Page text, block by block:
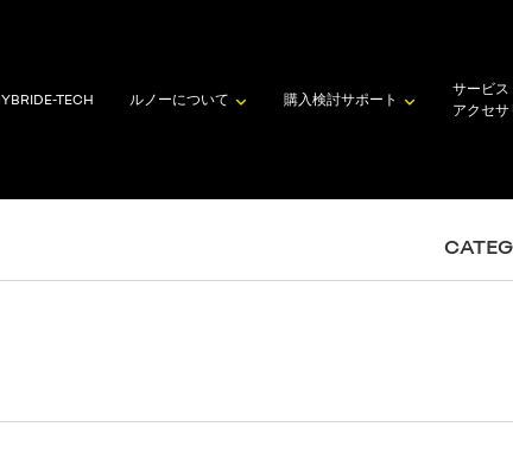
E-TECH ルノーについて 購入検討サポート
サービス
アクセサ